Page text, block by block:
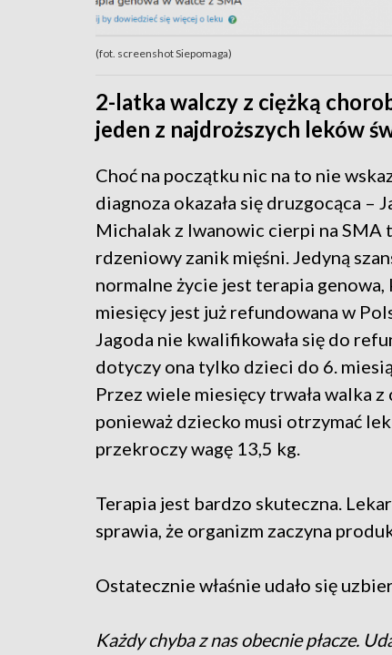
(fot. screenshot Siepomaga)
2-latka walczy z ciężką
jeden z najdroższych leków
Choć na początku nic na to nie
diagnoza okazała się druzgocąca –
Michalak z Iwanowic cierpi na SMA
rdzeniowy zanik mięśni. Jedyną
normalne życie jest terapia
miesięcy jest już refundowana w
Jagoda nie kwalifikowała się do
dotyczy ona tylko dzieci do 6.
Przez wiele miesięcy trwała walka z
ponieważ dziecko musi otrzymać
przekroczy wagę 13,5 kg.
Terapia jest bardzo skuteczna.
sprawia, że organizm zaczyna
Ostatecznie właśnie udało się
Każdy chyba z nas obecnie płacze.